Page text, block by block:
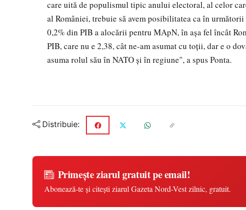
care uită de populismul tipic anului electoral, al celor
al României, trebuie să avem posibilitatea ca în următorii
0,2% din PIB a alocării pentru MApN, în aşa fel încât
PIB, care nu e 2,38, cât ne-am asumat cu toţii, dar e o
asuma rolul său în NATO şi în regiune", a spus Ponta.
Distribuie:
Primește ziarul gratuit pe email!
Abonează-te și citești ziarul Gazeta Nord-Vest zilnic, gratuit.